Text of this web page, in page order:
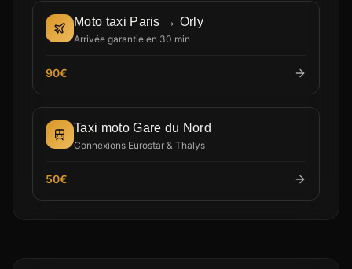
Moto taxi Paris → Orly
Arrivée garantie en 30 min
90€
Taxi moto Gare du Nord
Connexions Eurostar & Thalys
50€